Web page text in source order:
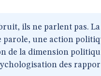
ils ne parlent pas.
parole, une action
de la dimension
des